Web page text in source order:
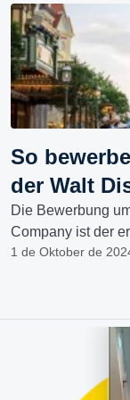
So
der Walt
Die Bewerbung
Company ist der
1 de Oktober de